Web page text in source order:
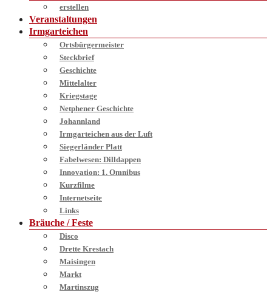
erstellen
Veranstaltungen
Irmgarteichen
Ortsbürgermeister
Steckbrief
Geschichte
Mittelalter
Kriegstage
Netphener Geschichte
Johannland
Irmgarteichen aus der Luft
Siegerländer Platt
Fabelwesen: Dilldappen
Innovation: 1. Omnibus
Kurzfilme
Internetseite
Links
Bräuche / Feste
Disco
Drette Krestach
Maisingen
Markt
Martinszug